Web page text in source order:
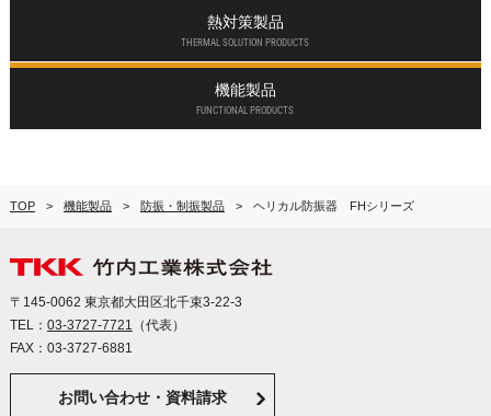
熱対策製品
THERMAL SOLUTION PRODUCTS
機能製品
FUNCTIONAL PRODUCTS
TOP 機能製品 防振・制振製品 ヘリカル防振器 FHシリーズ
〒145-0062 東京都大田区北千束3-22-3
TEL： 03-3727-7721 （代表）
FAX：03-3727-6881
お問い合わせ・資料請求